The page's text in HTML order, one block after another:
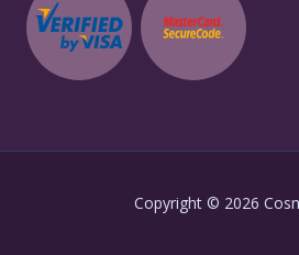
Copyright © 2026